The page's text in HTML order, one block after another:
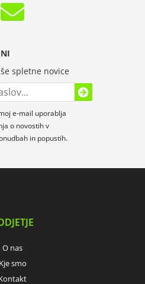
spletne novice
e-mail uporablja
o novostih v
in popustih.
O nas
Kje smo